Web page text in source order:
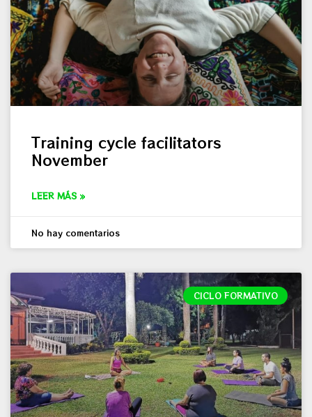
Training cycle facilitators
November
LEER MÁS »
No hay comentarios
CICLO FORMATIVO